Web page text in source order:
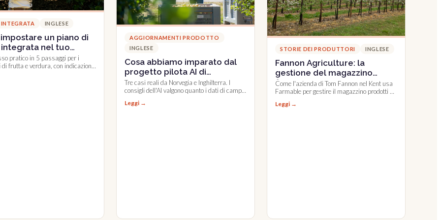
INGLESE
un piano di
nel tuo
pratico in 5 passaggi per i
frutta e verdura, con indicazioni
AGGIORNAMENTI PRODOTTO
INGLESE
Cosa abbiamo imparato dal
progetto pilota AI di
Farmable
Tre casi reali da Norvegia e Inghilterra. I
consigli dell'AI valgono quanto i dati di campo
Leggi →
STORIE DEI PRODUTTORI INGLESE
Fannon Agriculture: la
gestione del magazzino
fitofarmaci
Come l'azienda di Tom Fannon nel Kent usa
Farmable per gestire il magazzino prodotti su
Leggi →